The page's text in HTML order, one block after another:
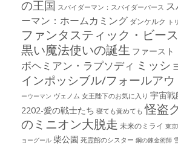
の王国 スパイダーマン：スパイダーバース
ーマン：ホームカミング ダンケルク ト
ファンタスティック・ビー
黒い魔法使いの誕生 ファースト
ボヘミアン・ラプソディ ミッシ
インポッシブル/フォールアウ
ーウーマン ヴェノム 女王陛下のお気に入り 宇宙戦
2202-愛の戦士たち 寝ても覚めても 怪盗
のミニオン大脱走 未来のミライ 東
ョーグール 柴公園 死霊館のシスター 鋼の錬金術師